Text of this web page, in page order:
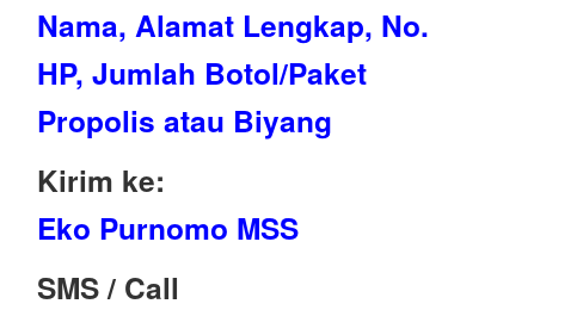
Nama, Alamat Lengkap, No.
HP, Jumlah Botol/Paket
Propolis atau Biyang
Kirim ke:
Eko Purnomo MSS
SMS / Call